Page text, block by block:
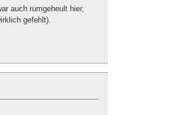
auch rumgeheult hier,
gefehlt).